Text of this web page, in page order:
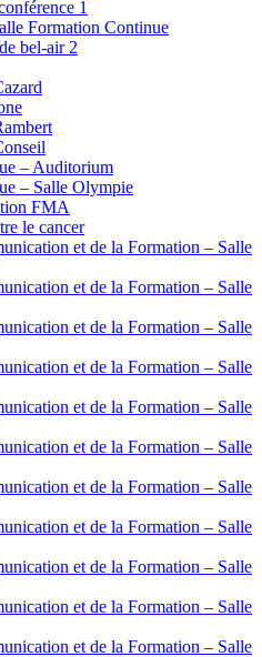
1
Formation Continue
bel-air 2
– Auditorium
– Salle Olympie
FMA
le cancer
et de la Formation – Salle
et de la Formation – Salle
et de la Formation – Salle
et de la Formation – Salle
et de la Formation – Salle
et de la Formation – Salle
et de la Formation – Salle
et de la Formation – Salle
et de la Formation – Salle
et de la Formation – Salle
et de la Formation – Salle